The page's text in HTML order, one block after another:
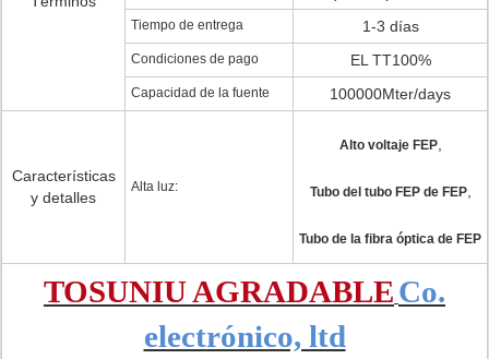
Tiempo de entrega 1-3 días
Condiciones de pago EL TT100%
Capacidad de la fuente 100000Mter/days
Características
y detalles
Alta luz:
Alto voltaje FEP,
Tubo del tubo FEP de FEP,
Tubo de la fibra óptica de FEP
TOSUNIU AGRADABLECo.
electrónico, ltd